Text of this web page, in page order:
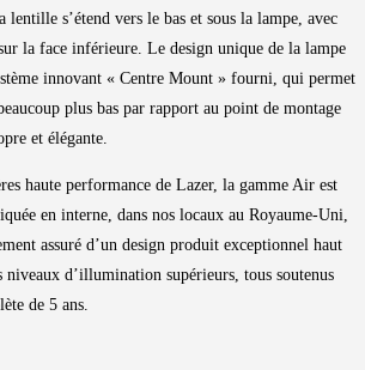
lentille s’étend vers le bas et sous la lampe, avec
la face inférieure. Le design unique de la lampe
innovant « Centre Mount » fourni, qui permet
plus bas par rapport au point de montage
et élégante.
haute performance de Lazer, la gamme Air est
en interne, dans nos locaux au Royaume-Uni,
assuré d’un design produit exceptionnel haut
niveaux d’illumination supérieurs, tous soutenus
de 5 ans.